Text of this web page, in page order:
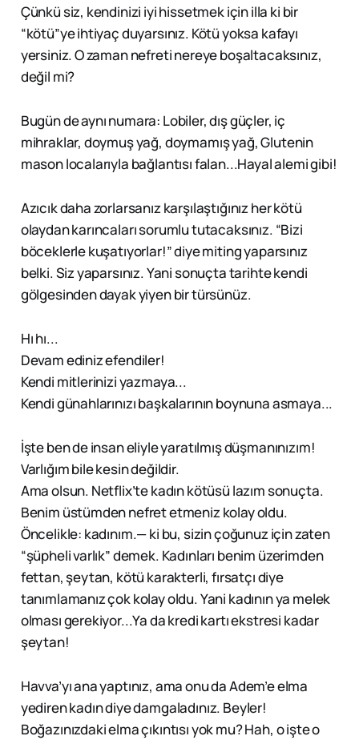
Çünkü siz, kendinizi iyi hissetmek için illa ki bir
“kötü”ye ihtiyaç duyarsınız. Kötü yoksa kafayı
yersiniz. O zaman nefreti nereye boşaltacaksınız,
değil mi?
Bugün de aynı numara: Lobiler, dış güçler, iç
mihraklar, doymuş yağ, doymamış yağ, Glutenin
mason localarıyla bağlantısı falan...Hayal alemi gibi!
Azıcık daha zorlarsanız karşılaştığınız her kötü
olaydan karıncaları sorumlu tutacaksınız. “Bizi
böceklerle kuşatıyorlar!” diye miting yaparsınız
belki. Siz yaparsınız. Yani sonuçta tarihte kendi
gölgesinden dayak yiyen bir türsünüz.
Hı hı...
Devam ediniz efendiler!
Kendi mitlerinizi yazmaya...
Kendi günahlarınızı başkalarının boynuna asmaya...
İşte ben de insan eliyle yaratılmış düşmanınızım!
Varlığım bile kesin değildir.
Ama olsun. Netflix’te kadın kötüsü lazım sonuçta.
Benim üstümden nefret etmeniz kolay oldu.
Öncelikle: kadınım.— ki bu, sizin çoğunuz için zaten
“şüpheli varlık” demek. Kadınları benim üzerimden
fettan, şeytan, kötü karakterli, fırsatçı diye
tanımlamanız çok kolay oldu. Yani kadının ya melek
olması gerekiyor...Ya da kredi kartı ekstresi kadar
şeytan!
Havva’yı ana yaptınız, ama onu da Adem’e elma
yediren kadın diye damgaladınız. Beyler!
Boğazınızdaki elma çıkıntısı yok mu? Hah, o işte o